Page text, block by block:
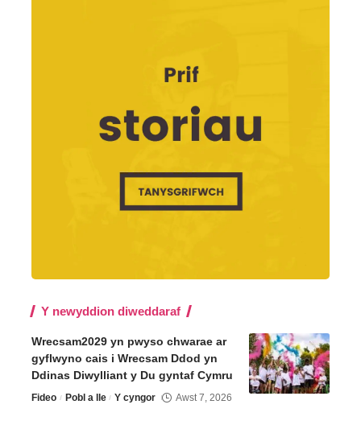
Y newyddion diweddaraf
Wrecsam2029 yn pwyso chwarae ar
gyflwyno cais i Wrecsam Ddod yn
Ddinas Diwylliant y Du gyntaf Cymru
Fideo Pobl a lle Y cyngor Awst 7, 2026